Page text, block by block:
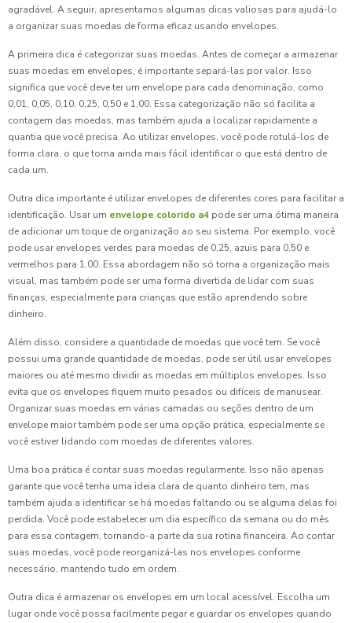
agradável. A seguir, apresentamos algumas dicas valiosas para ajudá-lo
a organizar suas moedas de forma eficaz usando envelopes.
A primeira dica é categorizar suas moedas. Antes de começar a armazenar
suas moedas em envelopes, é importante separá-las por valor. Isso
significa que você deve ter um envelope para cada denominação, como
0,01, 0,05, 0,10, 0,25, 0,50 e 1,00. Essa categorização não só facilita a
contagem das moedas, mas também ajuda a localizar rapidamente a
quantia que você precisa. Ao utilizar envelopes, você pode rotulá-los de
forma clara, o que torna ainda mais fácil identificar o que está dentro de
cada um.
Outra dica importante é utilizar envelopes de diferentes cores para facilitar a
identificação. Usar um envelope colorido a4 pode ser uma ótima maneira
de adicionar um toque de organização ao seu sistema. Por exemplo, você
pode usar envelopes verdes para moedas de 0,25, azuis para 0,50 e
vermelhos para 1,00. Essa abordagem não só torna a organização mais
visual, mas também pode ser uma forma divertida de lidar com suas
finanças, especialmente para crianças que estão aprendendo sobre
dinheiro.
Além disso, considere a quantidade de moedas que você tem. Se você
possui uma grande quantidade de moedas, pode ser útil usar envelopes
maiores ou até mesmo dividir as moedas em múltiplos envelopes. Isso
evita que os envelopes fiquem muito pesados ou difíceis de manusear.
Organizar suas moedas em várias camadas ou seções dentro de um
envelope maior também pode ser uma opção prática, especialmente se
você estiver lidando com moedas de diferentes valores.
Uma boa prática é contar suas moedas regularmente. Isso não apenas
garante que você tenha uma ideia clara de quanto dinheiro tem, mas
também ajuda a identificar se há moedas faltando ou se alguma delas foi
perdida. Você pode estabelecer um dia específico da semana ou do mês
para essa contagem, tornando-a parte da sua rotina financeira. Ao contar
suas moedas, você pode reorganizá-las nos envelopes conforme
necessário, mantendo tudo em ordem.
Outra dica é armazenar os envelopes em um local acessível. Escolha um
lugar onde você possa facilmente pegar e guardar os envelopes quando